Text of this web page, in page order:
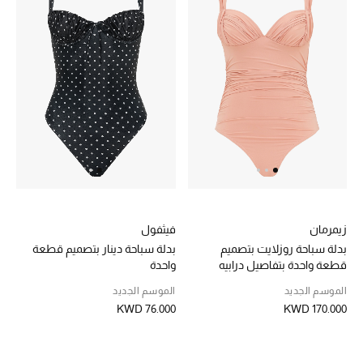
خصومات
ما وصلنا حديثاً
الموسم الجديد
ركن أناقة المنتجعات
جميع إصدارتنا النسائية
تشكيلة المناسبات للنساء
الحب للمحلي
زيمرمان
بدلة سباحة روزلايت بتصميم
قطعة واحدة بتفاصيل درابيه
الموسم الجديد
KWD 170.000
فيثفول
بدلة سباحة دينار بتصميم قطعة
واحدة
الموسم الجديد
KWD 76.000